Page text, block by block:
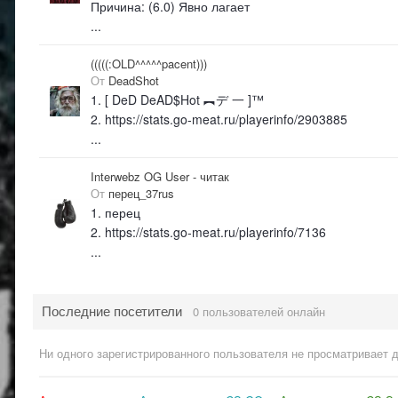
Причина: (6.0) Явно лагает
...
(((((:OLD^^^^^pacent)))
От DeadShot
1. [ DeD DeAD$Hot ︻デ 一 ]™
2. https://stats.go-meat.ru/playerinfo/2903885
...
Interwebz OG User - читак
От перец_37rus
1. перец
2. https://stats.go-meat.ru/playerinfo/7136
...
Последние посетители 0 пользователей онлайн
Ни одного зарегистрированного пользователя не просматривает